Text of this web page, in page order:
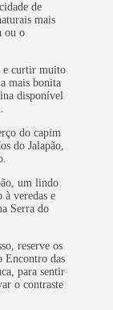
de
mais
ou o
e curtir muito
mais bonita
disponível
do capim
do Jalapão,
um lindo
à veredas e
Serra do
reserve os
Encontro das
para sentir
o contraste